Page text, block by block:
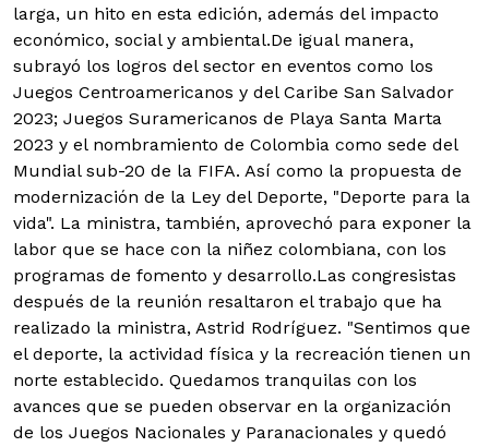
larga, un hito en esta edición, además del impacto
económico, social y ambiental.De igual manera,
subrayó los logros del sector en eventos como los
Juegos Centroamericanos y del Caribe San Salvador
2023; Juegos Suramericanos de Playa Santa Marta
2023 y el nombramiento de Colombia como sede del
Mundial sub-20 de la FIFA. Así como la propuesta de
modernización de la Ley del Deporte, "Deporte para la
vida". La ministra, también, aprovechó para exponer la
labor que se hace con la niñez colombiana, con los
programas de fomento y desarrollo.Las congresistas
después de la reunión resaltaron el trabajo que ha
realizado la ministra, Astrid Rodríguez. "Sentimos que
el deporte, la actividad física y la recreación tienen un
norte establecido. Quedamos tranquilas con los
avances que se pueden observar en la organización
de los Juegos Nacionales y Paranacionales y quedó